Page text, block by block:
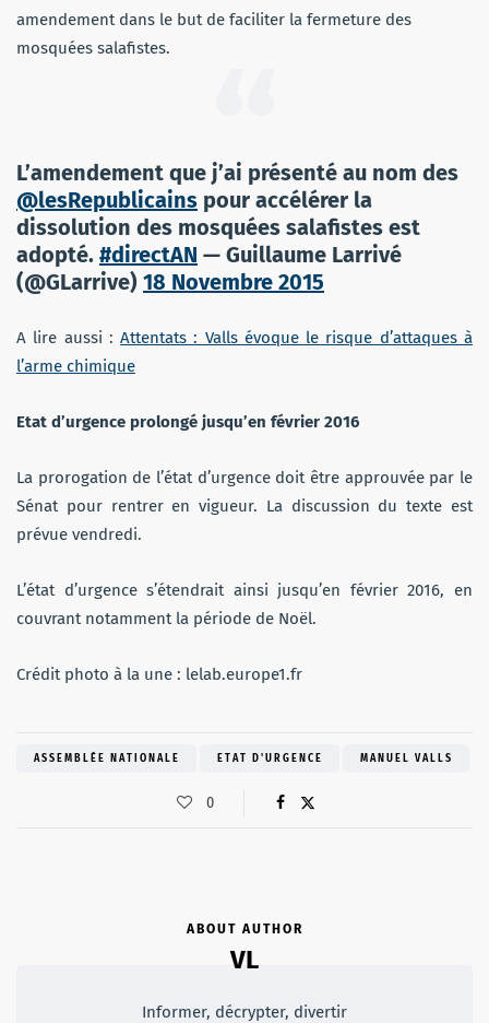
amendement dans le but de faciliter la fermeture des
mosquées salafistes.
L’amendement que j’ai présenté au nom des
@lesRepublicains pour accélérer la
dissolution des mosquées salafistes est
adopté. #directAN — Guillaume Larrivé
(@GLarrive) 18 Novembre 2015
A lire aussi :Attentats : Valls évoque le risque d’attaques à
l’arme chimique
Etat d’urgence prolongé jusqu’en février 2016
La prorogation de l’état d’urgence doit être approuvée par le
Sénat pour rentrer en vigueur. La discussion du texte est
prévue vendredi.
L’état d’urgence s’étendrait ainsi jusqu’en février 2016, en
couvrant notamment la période de Noël.
Crédit photo à la une : lelab.europe1.fr
ASSEMBLÉE NATIONALE ETAT D'URGENCE MANUEL VALLS
0
ABOUT AUTHOR
VL
Informer, décrypter, divertir